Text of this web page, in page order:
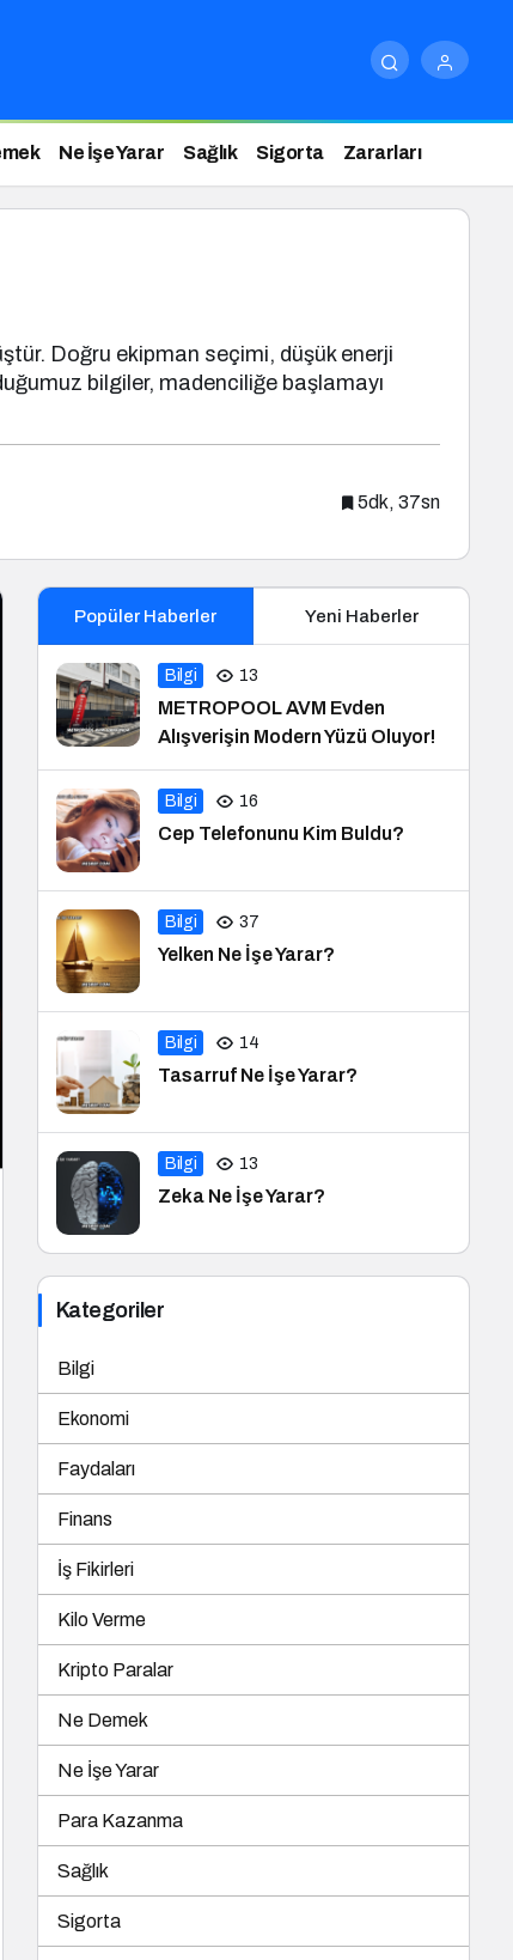
Ne İşe Yarar Sağlık Sigorta Zararları
Doğru ekipman seçimi, düşük enerji
bilgiler, madenciliğe başlamayı
5dk, 37sn
Popüler Haberler Yeni Haberler
Bilgi 13
METROPOOL AVM Evden
Alışverişin Modern Yüzü Oluyor!
Bilgi 16
Cep Telefonunu Kim Buldu?
Bilgi 37
Yelken Ne İşe Yarar?
Bilgi 14
Tasarruf Ne İşe Yarar?
Bilgi 13
Zeka Ne İşe Yarar?
Kategoriler
Bilgi
Ekonomi
Faydaları
Finans
İş Fikirleri
Kilo Verme
Kripto Paralar
Ne Demek
Ne İşe Yarar
Para Kazanma
Sağlık
Sigorta